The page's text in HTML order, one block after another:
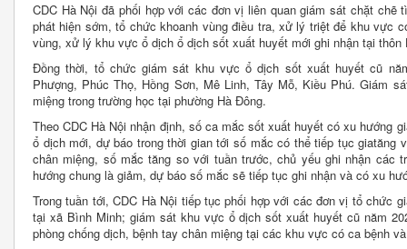
CDC Hà Nội đã phối hợp với các đơn vị liên quan giám sát chặt chẽ
phát hiện sớm, tổ chức khoanh vùng điều tra, xử lý triệt để khu vực
vùng, xử lý khu vực ổ dịch ổ dịch sốt xuất huyết mới ghi nhận tại thôn
Đồng thời, tổ chức giám sát khu vực ổ dịch sốt xuất huyết cũ
Phượng, Phúc Thọ, Hồng Sơn, Mê Linh, Tây Mỗ, Kiều Phú. Giám
miệng trong trường học tại phường Hà Đông.
Theo CDC Hà Nội nhận định, số ca mắc sốt xuất huyết có xu hướng
ổ dịch mới, dự báo trong thời gian tới số mắc có thể tiếp tục
chân miệng, số mắc tăng so với tuần trước, chủ yếu ghi nhận các
hướng chung là giảm, dự báo số mắc sẽ tiếp tục ghi nhận và có xu
Trong tuần tới, CDC Hà Nội tiếp tục phối hợp với các đơn vị tổ chức
tại xã Bình Minh; giám sát khu vực ổ dịch sốt xuất huyết cũ năm
phòng chống dịch, bệnh tay chân miệng tại các khu vực có ca bệnh